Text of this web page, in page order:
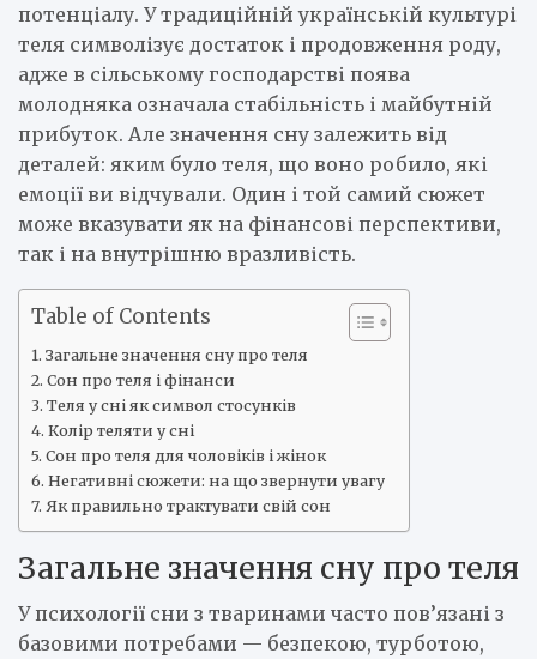
потенціалу. У традиційній українській культурі
теля символізує достаток і продовження роду,
адже в сільському господарстві поява
молодняка означала стабільність і майбутній
прибуток. Але значення сну залежить від
деталей: яким було теля, що воно робило, які
емоції ви відчували. Один і той самий сюжет
може вказувати як на фінансові перспективи,
так і на внутрішню вразливість.
Table of Contents
Загальне значення сну про теля
Сон про теля і фінанси
Теля у сні як символ стосунків
Колір теляти у сні
Сон про теля для чоловіків і жінок
Негативні сюжети: на що звернути увагу
Як правильно трактувати свій сон
Загальне значення сну про теля
У психології сни з тваринами часто пов’язані з
базовими потребами — безпекою, турботою,